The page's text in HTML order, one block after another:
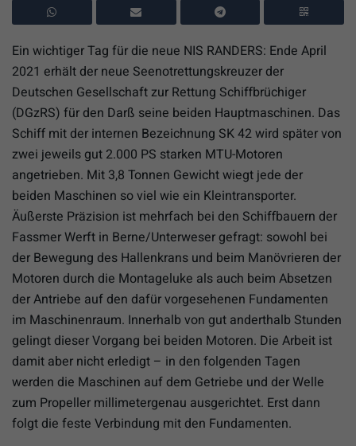
Ein wichtiger Tag für die neue NIS RANDERS: Ende April
2021 erhält der neue Seenotrettungskreuzer der
Deutschen Gesellschaft zur Rettung Schiffbrüchiger
(DGzRS) für den Darß seine beiden Hauptmaschinen. Das
Schiff mit der internen Bezeichnung SK 42 wird später von
zwei jeweils gut 2.000 PS starken MTU-Motoren
angetrieben. Mit 3,8 Tonnen Gewicht wiegt jede der
beiden Maschinen so viel wie ein Kleintransporter.
Äußerste Präzision ist mehrfach bei den Schiffbauern der
Fassmer Werft in Berne/Unterweser gefragt: sowohl bei
der Bewegung des Hallenkrans und beim Manövrieren der
Motoren durch die Montageluke als auch beim Absetzen
der Antriebe auf den dafür vorgesehenen Fundamenten
im Maschinenraum. Innerhalb von gut anderthalb Stunden
gelingt dieser Vorgang bei beiden Motoren. Die Arbeit ist
damit aber nicht erledigt – in den folgenden Tagen
werden die Maschinen auf dem Getriebe und der Welle
zum Propeller millimetergenau ausgerichtet. Erst dann
folgt die feste Verbindung mit den Fundamenten.